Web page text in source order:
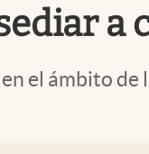
el ámbito